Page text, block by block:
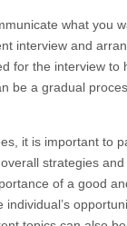
what you
interview and
for the interview to
be a gradual
it is important to
strategies
of a good
individual’s